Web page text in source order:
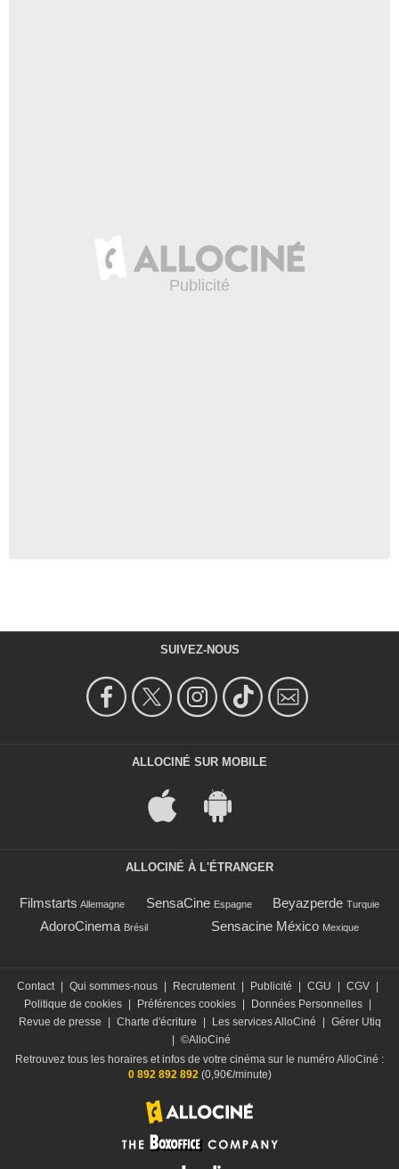
SUIVEZ-NOUS
ALLOCINÉ SUR MOBILE
ALLOCINÉ À L'ÉTRANGER
Filmstarts Allemagne SensaCine Espagne Beyazperde Turquie
AdoroCinema Brésil Sensacine México Mexique
Contact Qui sommes-nous Recrutement Publicité CGU CGV
Politique de cookies
Préférences cookies Données Personnelles
Revue de presse
Charte d'écriture Les services AlloCiné
Gérer Utiq
©AlloCiné
Retrouvez tous les horaires et infos de votre cinéma sur le numéro AlloCiné :
0 892 892 892(0,90€/minute)